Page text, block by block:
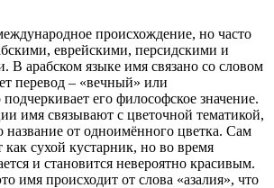
происхождение, но часто
еврейскими, персидскими и
В арабском языке имя связано со словом
перевод – «вечный» или
его философское значение.
имя связывают с цветочной тематикой,
название от одноимённого цветка. Сам
как сухой кустарник, но во время
и становится невероятно красивым.
имя происходит от слова «азалия», что